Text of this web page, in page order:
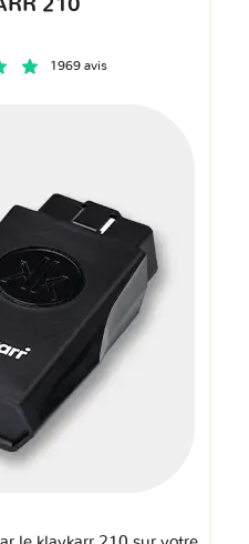
210
1969 avis